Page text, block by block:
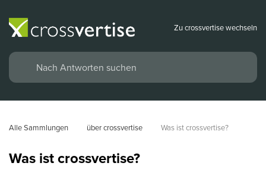
Zu crossvertise wechseln
Alle Sammlungen über crossvertise Was ist crossvertise?
Was ist crossvertise?